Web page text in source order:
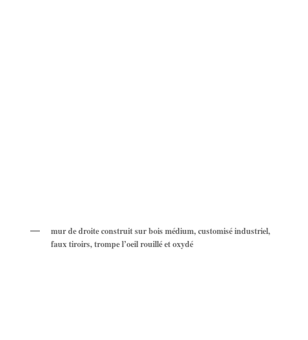
mur de droite construit sur bois médium, customisé industriel,
faux tiroirs, trompe l’oeil rouillé et oxydé